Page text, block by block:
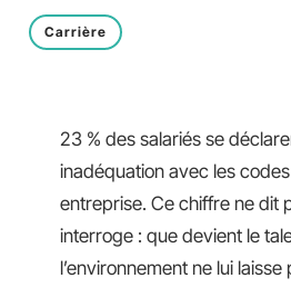
Carrière
23 % des salariés se
inadéquation avec les
entreprise. Ce chiffre ne dit
interroge : que devient le
l’environnement ne lui